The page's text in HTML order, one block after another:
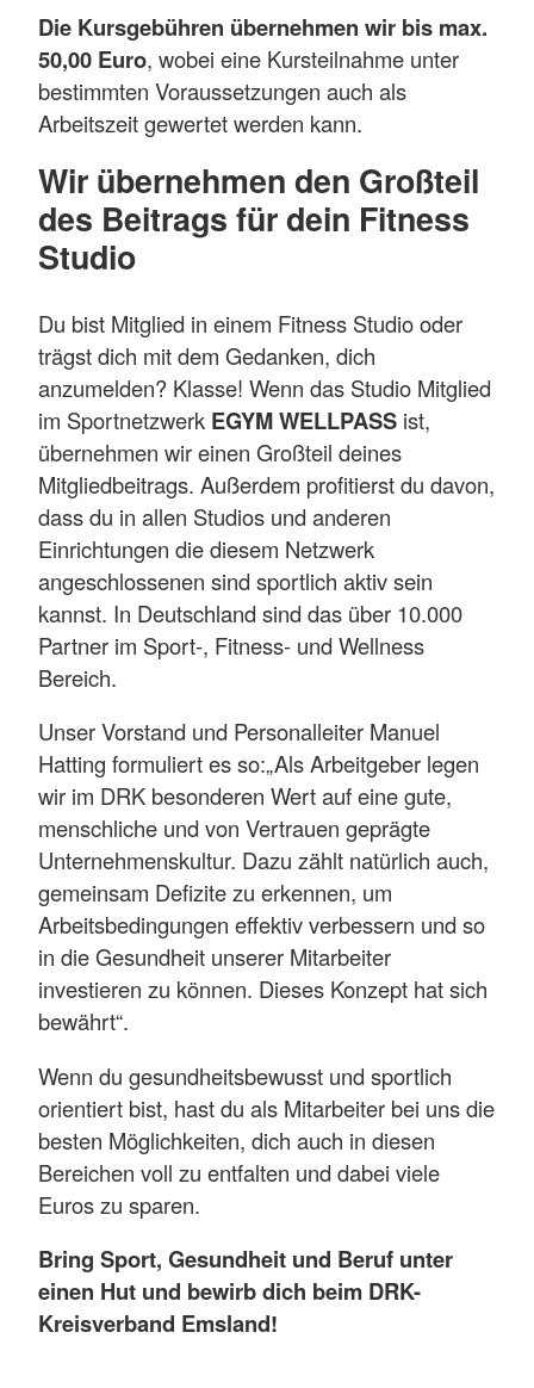
Die Kursgebühren übernehmen wir bis max.
50,00 Euro, wobei eine Kursteilnahme unter
bestimmten Voraussetzungen auch als
Arbeitszeit gewertet werden kann.
Wir übernehmen den Großteil
des Beitrags für dein Fitness
Studio
Du bist Mitglied in einem Fitness Studio oder
trägst dich mit dem Gedanken, dich
anzumelden? Klasse! Wenn das Studio Mitglied
im Sportnetzwerk EGYM WELLPASS ist,
übernehmen wir einen Großteil deines
Mitgliedbeitrags. Außerdem profitierst du davon,
dass du in allen Studios und anderen
Einrichtungen die diesem Netzwerk
angeschlossenen sind sportlich aktiv sein
kannst. In Deutschland sind das über 10.000
Partner im Sport-, Fitness- und Wellness
Bereich.
Unser Vorstand und Personalleiter Manuel
Hatting formuliert es so:„Als Arbeitgeber legen
wir im DRK besonderen Wert auf eine gute,
menschliche und von Vertrauen geprägte
Unternehmenskultur. Dazu zählt natürlich auch,
gemeinsam Defizite zu erkennen, um
Arbeitsbedingungen effektiv verbessern und so
in die Gesundheit unserer Mitarbeiter
investieren zu können. Dieses Konzept hat sich
bewährt“.
Wenn du gesundheitsbewusst und sportlich
orientiert bist, hast du als Mitarbeiter bei uns die
besten Möglichkeiten, dich auch in diesen
Bereichen voll zu entfalten und dabei viele
Euros zu sparen.
Bring Sport, Gesundheit und Beruf unter
einen Hut und bewirb dich beim DRK-
Kreisverband Emsland!